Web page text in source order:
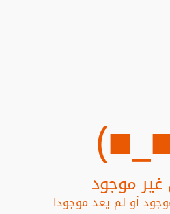
غير موجود
أو لم يعد موجودا